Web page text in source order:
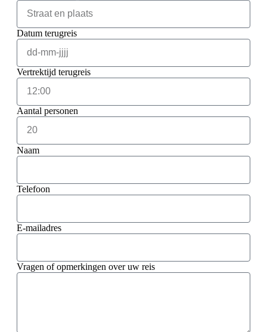
Datum terugreis
Vertrektijd terugreis
Aantal personen
Naam
Telefoon
E-mailadres
Vragen of opmerkingen over uw reis